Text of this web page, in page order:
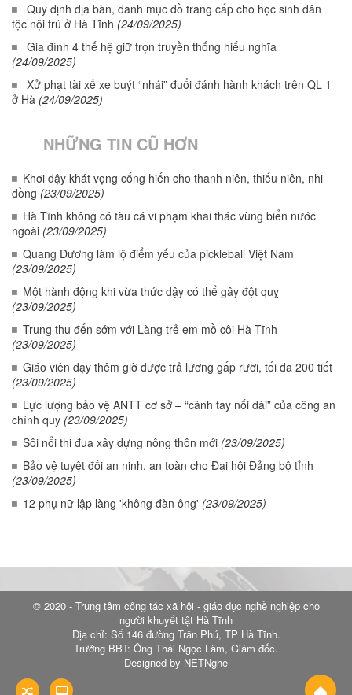
Quy định địa bàn, danh mục đồ trang cấp cho học sinh dân
tộc nội trú ở Hà Tĩnh (24/09/2025)
Gia đình 4 thế hệ giữ trọn truyền thống hiếu nghĩa
(24/09/2025)
Xử phạt tài xế xe buýt “nhái” đuổi đánh hành khách trên QL 1
ở Hà (24/09/2025)
NHỮNG TIN CŨ HƠN
Khơi dậy khát vọng cống hiến cho thanh niên, thiếu niên, nhi
đồng (23/09/2025)
Hà Tĩnh không có tàu cá vi phạm khai thác vùng biển nước
ngoài (23/09/2025)
Quang Dương làm lộ điểm yếu của pickleball Việt Nam
(23/09/2025)
Một hành động khi vừa thức dậy có thể gây đột quỵ
(23/09/2025)
Trung thu đến sớm với Làng trẻ em mồ côi Hà Tĩnh
(23/09/2025)
Giáo viên dạy thêm giờ được trả lương gấp rưỡi, tối đa 200 tiết
(23/09/2025)
Lực lượng bảo vệ ANTT cơ sở – “cánh tay nối dài” của công an
chính quy (23/09/2025)
Sôi nổi thi đua xây dựng nông thôn mới (23/09/2025)
Bảo vệ tuyệt đối an ninh, an toàn cho Đại hội Đảng bộ tỉnh
(23/09/2025)
12 phụ nữ lập làng 'không đàn ông' (23/09/2025)
© 2020 - Trung tâm công tác xã hội - giáo dục nghề nghiệp cho
người khuyết tật Hà Tĩnh
Địa chỉ: Số 146 đường Trần Phú, TP Hà Tĩnh.
Trưởng BBT: Ông Thái Ngọc Lâm, Giám đốc.
Designed by NETNghe